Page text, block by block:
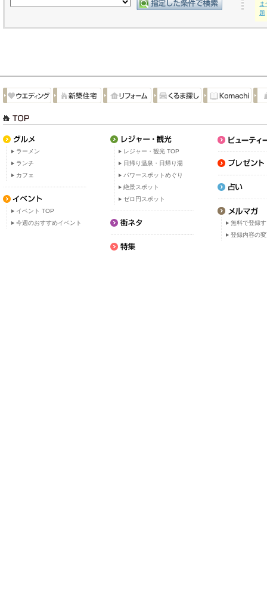
ま
題
ラーメン
ランチ
カフェ
イベント TOP
今週のおすすめイベント
レジャー・観光 TOP
日帰り温泉・日帰り湯
パワースポットめぐり
絶景スポット
ゼロ円スポット
無料で登録
登録内容の